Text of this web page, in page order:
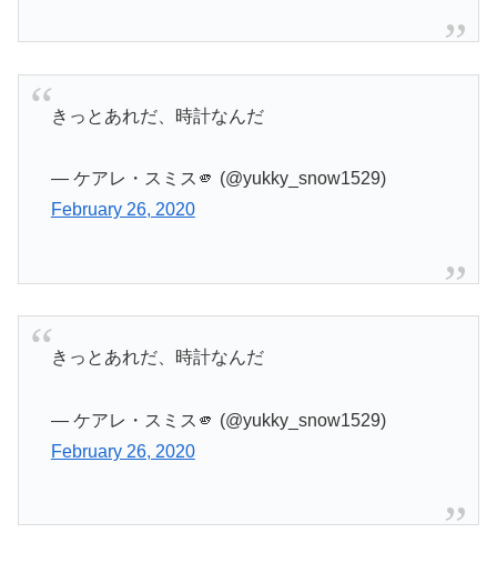
きっとあれだ、時計なんだ
— ケアレ・スミス🫵 (@yukky_snow1529)
February 26, 2020
きっとあれだ、時計なんだ
— ケアレ・スミス🫵 (@yukky_snow1529)
February 26, 2020